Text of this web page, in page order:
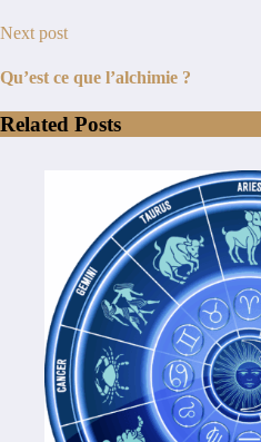
Next post
Qu’est ce que l’alchimie ?
Related Posts